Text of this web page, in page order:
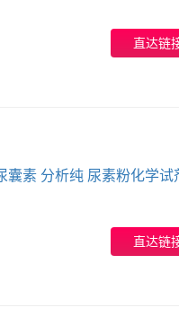
直达
囊素 分析纯 尿素粉化学试
直达